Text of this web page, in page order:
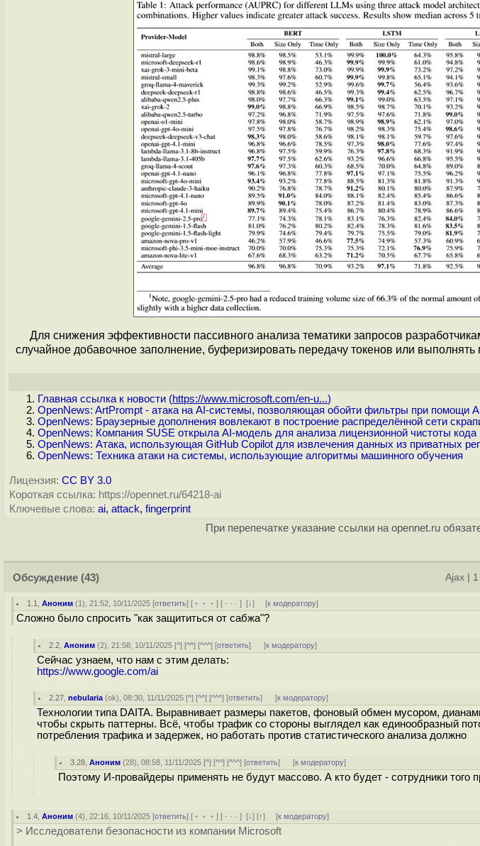
Для снижения эффективности пассивного анализа тематики запросов
случайное добавочное заполнение, буферизировать передачу токенов или выполнять
Главная ссылка к новости (https://www.microsoft.com/en-u...)
OpenNews: ArtPrompt - атака на AI-системы, позволяющая обойти фильтры при помощи
OpenNews: Браузерные дополнения вовлекают в построение распределённой сети
OpenNews: Компания SUSE открыла AI-модель для анализа лицензионной чистоты кода
OpenNews: Атака, использующая GitHub Copilot для извлечения данных из приватных
OpenNews: Техника атаки на системы, использующие алгоритмы машинного обучения
Лицензия: CC BY 3.0
Короткая ссылка: https://opennet.ru/64218-ai
Ключевые слова: ai, attack, fingerprint
При перепечатке указание ссылки на opennet.ru
Обсуждение (43) Ajax
1.1 ,Аноним (1), 21:52, 10/11/2025 [ответить] [ ﹢﹢﹢] [ · · ·][↓] [к модератору]
Сложно было спросить "как защититься от сабжа"?
2.2 ,Аноним (2), 21:58, 10/11/2025 [^] [^^] [^^^] [ответить] [к модератору]
Сейчас узнаем, что нам с этим делать:
https://www.google.com/ai
2.27 ,nebularia (ok), 08:30, 11/11/2025 [^] [^^] [^^^] [ответить] [к модератору]
Технологии типа DAITA. Выравнивает размеры пакетов, фоновый обмен мусором,
чтобы скрыть паттерны. Всё, чтобы трафик со стороны выглядел как единообразный
потребления трафика и задержек, но работать против статистического анализа должно
3.28 ,Аноним (28), 08:58, 11/11/2025 [^] [^^] [^^^] [ответить] [к модератору]
Поэтому И-провайдеры применять не будут массово. А кто будет - сотрудники того
1.4 ,Аноним (4), 22:16, 10/11/2025 [ответить] [ ﹢﹢﹢] [ · · ·][↓] [↑] [к модератору]
> Исследователи безопасности из компании Microsoft